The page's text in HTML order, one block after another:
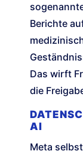
Berichte
Das wirft
die
AI
Meta